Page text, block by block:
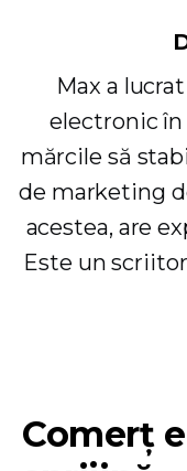
Max a
electronic
mărcile să
de marketing
acestea, are
Este un
Comerț